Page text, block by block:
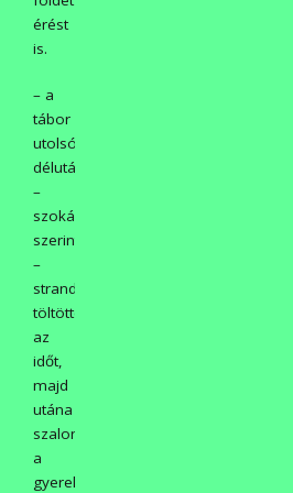
érést
is.
– a
tábor
utolsó
délutánján
–
szokás
szerint
–
strandolással
töltötték
az
időt,
majd
utána
szalonnasütés
a
gyerekeknek,